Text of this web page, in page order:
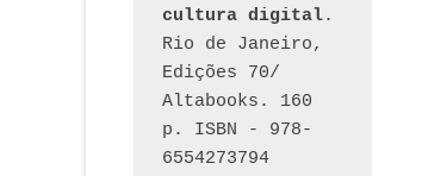
cultura digital.
Rio de Janeiro,
Edições 70/
Altabooks. 160
p. ISBN - 978-
6554273794